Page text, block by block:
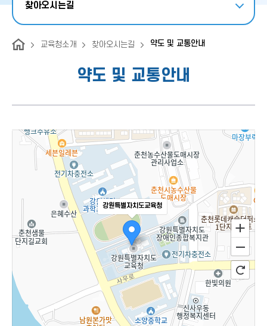
찾아오시는길
교육청소개 찾아오시는길 약도 및 교통안내
약도 및 교통안내
강원특별자치도교육청